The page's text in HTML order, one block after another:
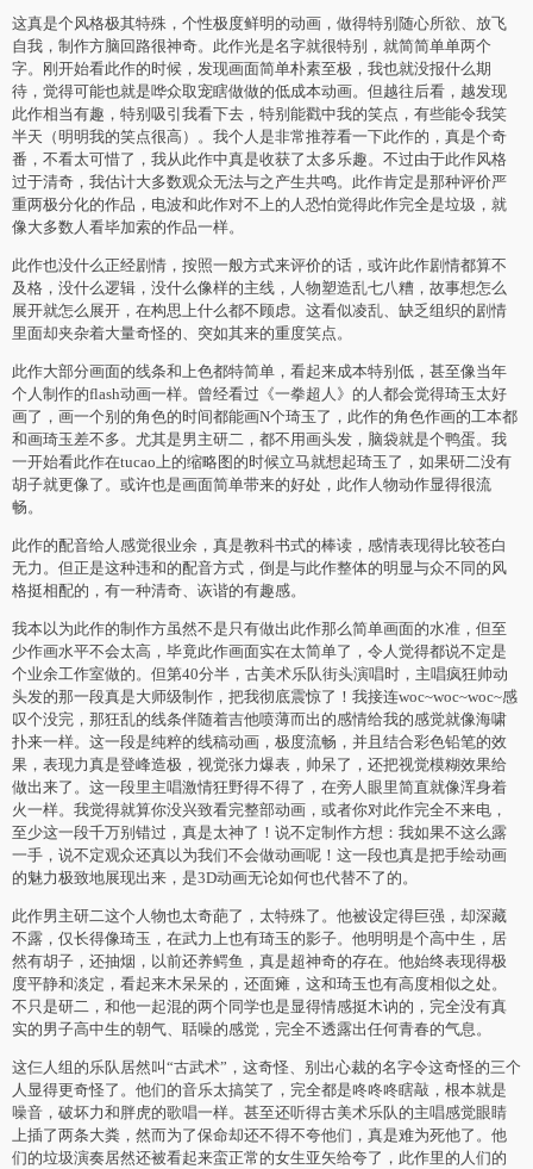
这真是个风格极其特殊，个性极度鲜明的动画，做得特别随心所欲、放飞
自我，制作方脑回路很神奇。此作光是名字就很特别，就简简单单两个
字。刚开始看此作的时候，发现画面简单朴素至极，我也就没报什么期
待，觉得可能也就是哗众取宠瞎做做的低成本动画。但越往后看，越发现
此作相当有趣，特别吸引我看下去，特别能戳中我的笑点，有些能令我笑
半天（明明我的笑点很高）。我个人是非常推荐看一下此作的，真是个奇
番，不看太可惜了，我从此作中真是收获了太多乐趣。不过由于此作风格
过于清奇，我估计大多数观众无法与之产生共鸣。此作肯定是那种评价严
重两极分化的作品，电波和此作对不上的人恐怕觉得此作完全是垃圾，就
像大多数人看毕加索的作品一样。
此作也没什么正经剧情，按照一般方式来评价的话，或许此作剧情都算不
及格，没什么逻辑，没什么像样的主线，人物塑造乱七八糟，故事想怎么
展开就怎么展开，在构思上什么都不顾虑。这看似凌乱、缺乏组织的剧情
里面却夹杂着大量奇怪的、突如其来的重度笑点。
此作大部分画面的线条和上色都特简单，看起来成本特别低，甚至像当年
个人制作的flash动画一样。曾经看过《一拳超人》的人都会觉得琦玉太好
画了，画一个别的角色的时间都能画N个琦玉了，此作的角色作画的工本都
和画琦玉差不多。尤其是男主研二，都不用画头发，脑袋就是个鸭蛋。我
一开始看此作在tucao上的缩略图的时候立马就想起琦玉了，如果研二没有
胡子就更像了。或许也是画面简单带来的好处，此作人物动作显得很流
畅。
此作的配音给人感觉很业余，真是教科书式的棒读，感情表现得比较苍白
无力。但正是这种违和的配音方式，倒是与此作整体的明显与众不同的风
格挺相配的，有一种清奇、诙谐的有趣感。
我本以为此作的制作方虽然不是只有做出此作那么简单画面的水准，但至
少作画水平不会太高，毕竟此作画面实在太简单了，令人觉得都说不定是
个业余工作室做的。但第40分半，古美术乐队街头演唱时，主唱疯狂帅动
头发的那一段真是大师级制作，把我彻底震惊了！我接连woc~woc~woc~感
叹个没完，那狂乱的线条伴随着吉他喷薄而出的感情给我的感觉就像海啸
扑来一样。这一段是纯粹的线稿动画，极度流畅，并且结合彩色铅笔的效
果，表现力真是登峰造极，视觉张力爆表，帅呆了，还把视觉模糊效果给
做出来了。这一段里主唱激情狂野得不得了，在旁人眼里简直就像浑身着
火一样。我觉得就算你没兴致看完整部动画，或者你对此作完全不来电，
至少这一段千万别错过，真是太神了！说不定制作方想：我如果不这么露
一手，说不定观众还真以为我们不会做动画呢！这一段也真是把手绘动画
的魅力极致地展现出来，是3D动画无论如何也代替不了的。
此作男主研二这个人物也太奇葩了，太特殊了。他被设定得巨强，却深藏
不露，仅长得像琦玉，在武力上也有琦玉的影子。他明明是个高中生，居
然有胡子，还抽烟，以前还养鳄鱼，真是超神奇的存在。他始终表现得极
度平静和淡定，看起来木呆呆的，还面瘫，这和琦玉也有高度相似之处。
不只是研二，和他一起混的两个同学也是显得情感挺木讷的，完全没有真
实的男子高中生的朝气、聒噪的感觉，完全不透露出任何青春的气息。
这仨人组的乐队居然叫“古武术”，这奇怪、别出心裁的名字令这奇怪的三个
人显得更奇怪了。他们的音乐太搞笑了，完全都是咚咚咚瞎敲，根本就是
噪音，破坏力和胖虎的歌唱一样。甚至还听得古美术乐队的主唱感觉眼睛
上插了两条大粪，然而为了保命却还不得不夸他们，真是难为死他了。他
们的垃圾演奏居然还被看起来蛮正常的女生亚矢给夸了，此作里的人们的